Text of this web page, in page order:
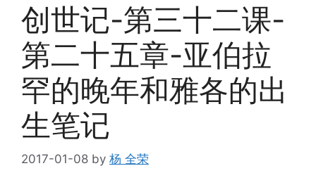
创世记-第三十二课-
第二十五章-亚伯拉
罕的晚年和雅各的出
生笔记
2017-01-08 by 杨 全荣